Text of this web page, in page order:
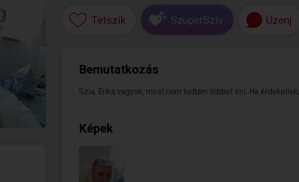
Tetszik SzuperSzív Üzenj
Bemutatkozás
Szia, Erika vagyok, most nem tudtam többet írni. Ha
Képek